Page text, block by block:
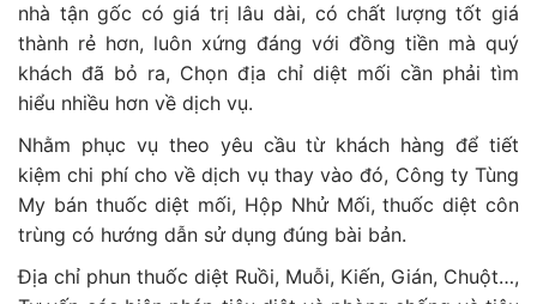
nhà tận gốc có giá trị lâu dài, có chất lượng tốt giá
thành rẻ hơn, luôn xứng đáng với đồng tiền mà quý
khách đã bỏ ra, Chọn địa chỉ diệt mối cần phải tìm
hiểu nhiều hơn về dịch vụ.
Nhằm phục vụ theo yêu cầu từ khách hàng để tiết
kiệm chi phí cho về dịch vụ thay vào đó, Công ty Tùng
My bán thuốc diệt mối, Hộp Nhử Mối, thuốc diệt côn
trùng có hướng dẫn sử dụng đúng bài bản.
Địa chỉ phun thuốc diệt Ruồi, Muỗi, Kiến, Gián, Chuột…,